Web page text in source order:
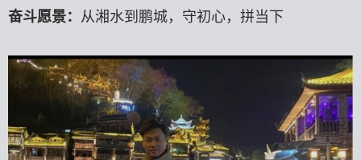
奋斗愿景： 从湘水到鹏城，守初心，拼当下